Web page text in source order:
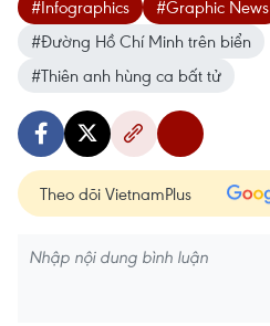
#Infographics #Graphic News
#Đường Hồ Chí Minh trên biển
#Thiên anh hùng ca bất tử
Theo dõi VietnamPlus